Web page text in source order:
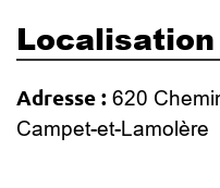
Localisation
Adresse : 620
Campet-et-Lamolère